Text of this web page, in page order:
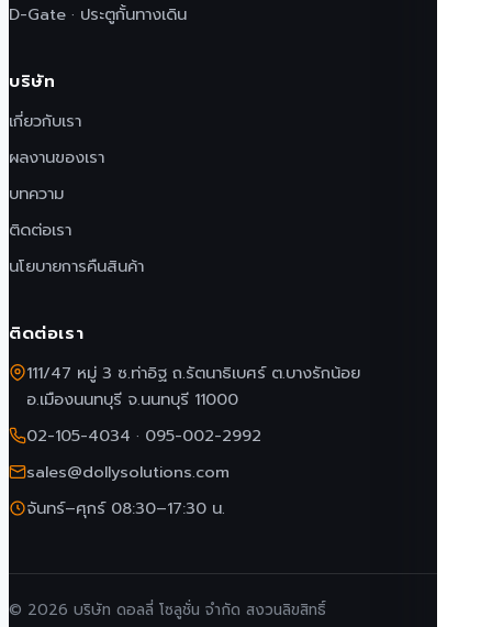
D-Gate · ประตูกั้นทางเดิน
บริษัท
เกี่ยวกับเรา
ผลงานของเรา
บทความ
ติดต่อเรา
นโยบายการคืนสินค้า
ติดต่อเรา
111/47 หมู่ 3 ซ.ท่าอิฐ ถ.รัตนาธิเบศร์ ต.บางรักน้อย
อ.เมืองนนทบุรี จ.นนทบุรี 11000
02-105-4034 · 095-002-2992
sales@dollysolutions.com
จันทร์–ศุกร์ 08:30–17:30 น.
© 2026 บริษัท ดอลลี่ โซลูชั่น จำกัด สงวนลิขสิทธิ์